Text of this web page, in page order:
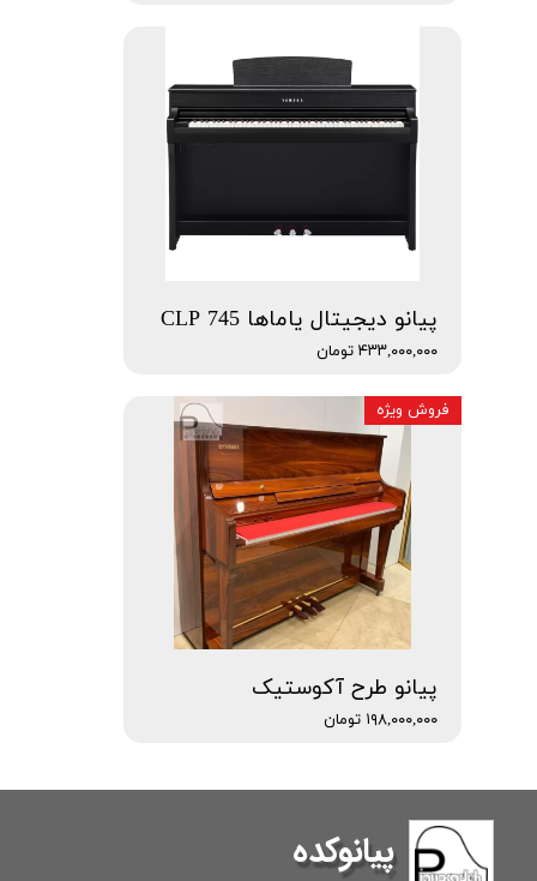
پیانو دیجیتال یاماها CLP 745
۴۳۳,۰۰۰,۰۰۰ تومان
پیانو طرح آکوستیک
۱۹۸,۰۰۰,۰۰۰ تومان
فروش ویژه
پیانوکده